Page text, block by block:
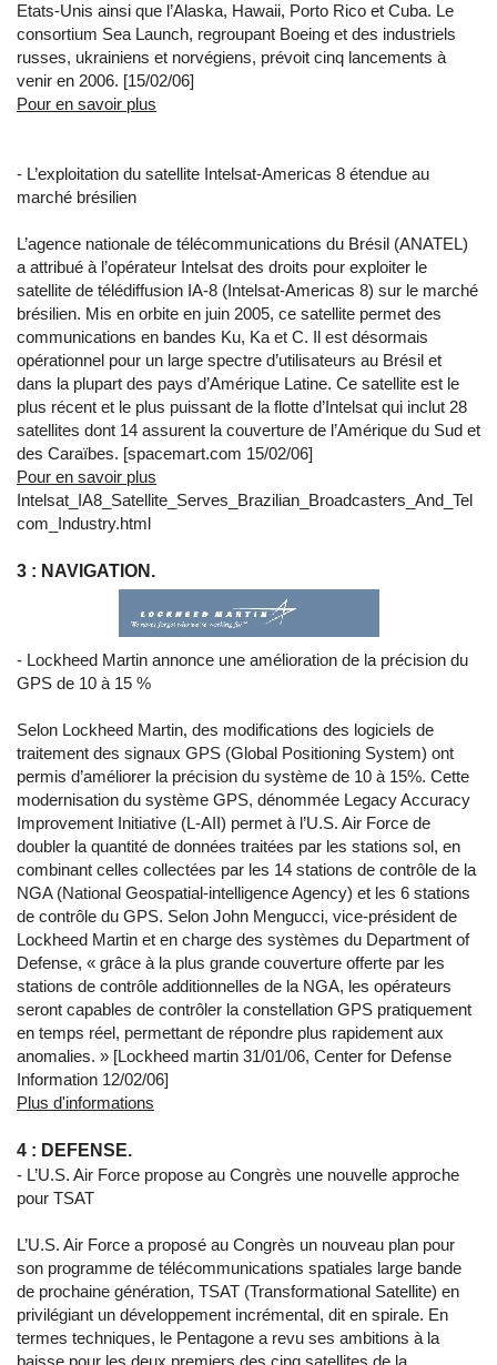
Etats-Unis ainsi que l’Alaska, Hawaii, Porto Rico et Cuba. Le
consortium Sea Launch, regroupant Boeing et des industriels
russes, ukrainiens et norvégiens, prévoit cinq lancements à
venir en 2006. [15/02/06]
Pour en savoir plus
- L’exploitation du satellite Intelsat-Americas 8 étendue au
marché brésilien
L’agence nationale de télécommunications du Brésil (ANATEL)
a attribué à l’opérateur Intelsat des droits pour exploiter le
satellite de télédiffusion IA-8 (Intelsat-Americas 8) sur le marché
brésilien. Mis en orbite en juin 2005, ce satellite permet des
communications en bandes Ku, Ka et C. Il est désormais
opérationnel pour un large spectre d’utilisateurs au Brésil et
dans la plupart des pays d’Amérique Latine. Ce satellite est le
plus récent et le plus puissant de la flotte d’Intelsat qui inclut 28
satellites dont 14 assurent la couverture de l’Amérique du Sud et
des Caraïbes. [spacemart.com 15/02/06]
Pour en savoir plus
Intelsat_IA8_Satellite_Serves_Brazilian_Broadcasters_And_Tel
com_Industry.html
3 : NAVIGATION.
- Lockheed Martin annonce une amélioration de la précision du
GPS de 10 à 15 %
Selon Lockheed Martin, des modifications des logiciels de
traitement des signaux GPS (Global Positioning System) ont
permis d’améliorer la précision du système de 10 à 15%. Cette
modernisation du système GPS, dénommée Legacy Accuracy
Improvement Initiative (L-AII) permet à l’U.S. Air Force de
doubler la quantité de données traitées par les stations sol, en
combinant celles collectées par les 14 stations de contrôle de la
NGA (National Geospatial-intelligence Agency) et les 6 stations
de contrôle du GPS. Selon John Mengucci, vice-président de
Lockheed Martin et en charge des systèmes du Department of
Defense, « grâce à la plus grande couverture offerte par les
stations de contrôle additionnelles de la NGA, les opérateurs
seront capables de contrôler la constellation GPS pratiquement
en temps réel, permettant de répondre plus rapidement aux
anomalies. » [Lockheed martin 31/01/06, Center for Defense
Information 12/02/06]
Plus d'informations
4 : DEFENSE.
- L’U.S. Air Force propose au Congrès une nouvelle approche
pour TSAT
L’U.S. Air Force a proposé au Congrès un nouveau plan pour
son programme de télécommunications spatiales large bande
de prochaine génération, TSAT (Transformational Satellite) en
privilégiant un développement incrémental, dit en spirale. En
termes techniques, le Pentagone a revu ses ambitions à la
baisse pour les deux premiers des cinq satellites de la